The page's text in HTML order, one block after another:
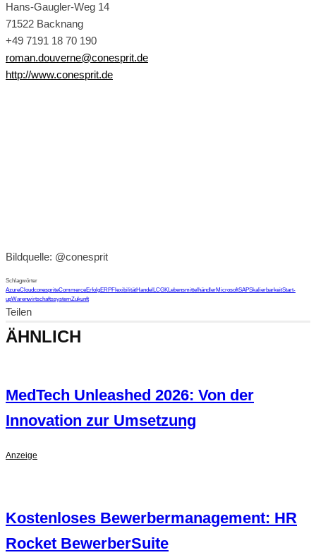
Hans-Gaugler-Weg 14
71522 Backnang
+49 7191 18 70 190
roman.douverne@conesprit.de
http://www.conesprit.de
Bildquelle: @conesprit
Schlagwörter
AzureCloudconespriteCommerceErfolgERPFlexibilitätHandel LCGKLebensmittelhändlerMicrosoftSAPSkalierbarkeitStart-
upWarenwirtschaftssystemZukunft
Teilen
ÄHNLICH
MedTech Unleashed 2026: Von der
Innovation zur Umsetzung
Anzeige
Kostenloses Bewerbermanagement: HR
Rocket BewerberSuite